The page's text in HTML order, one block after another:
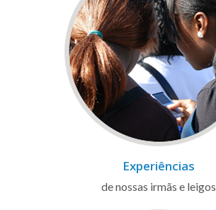
Experiências
de nossas irmãs e leigos